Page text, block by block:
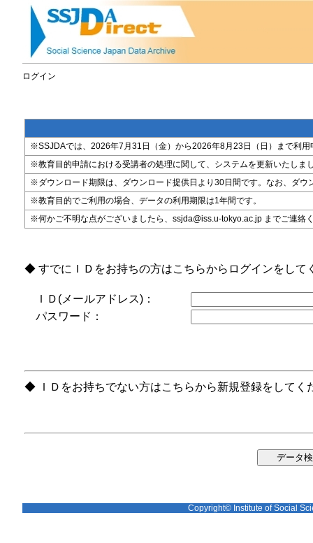
ログイン
※SSJDAでは、2026年7月31日（金）から2026年8月23日（日）まで利
※教育目的申請における受講者の処理に関して、システムを更新いたしま
※ダウンロード期限は、ダウンロード提供日より30日間です。なお、ダ
※教育目的でご利用の場合、データの利用期限は1年間です。
※何かご不明な点がございましたら、ssjda@iss.u-tokyo.ac.jp までご連絡
◆ すでにＩＤをお持ちの方はこちらからログインをして
ＩＤ(メールアドレス)：
パスワード：
◆ ＩＤをお持ちでない方はこちらから新規登録をしてく
Copyright© Institute of Social